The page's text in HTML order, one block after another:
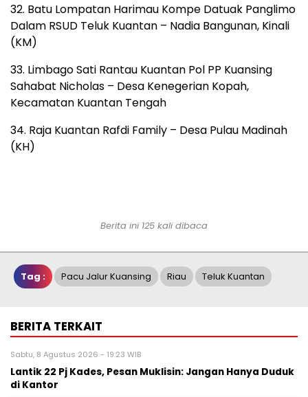
32. Batu Lompatan Harimau Kompe Datuak Panglimo
Dalam RSUD Teluk Kuantan – Nadia Bangunan, Kinali
(KM)
33. Limbago Sati Rantau Kuantan Pol PP Kuansing
Sahabat Nicholas – Desa Kenegerian Kopah,
Kecamatan Kuantan Tengah
34. Raja Kuantan Rafdi Family – Desa Pulau Madinah
(KH)
Berita ini 125 kali dibaca
Tag : Pacu Jalur Kuansing Riau Teluk Kuantan
BERITA TERKAIT
Sabtu, 8 Agustus 2026 - 19:23 WIB
Lantik 22 Pj Kades, Pesan Muklisin: Jangan Hanya Duduk
di Kantor